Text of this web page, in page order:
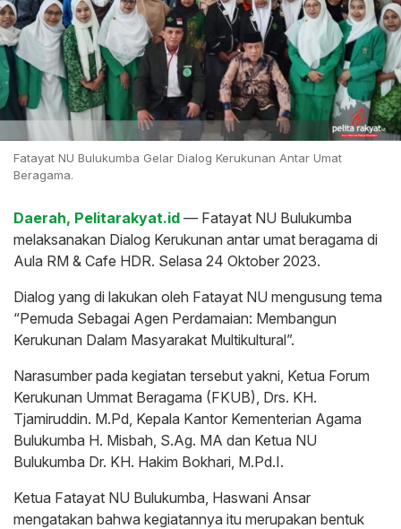
Fatayat NU Bulukumba Gelar Dialog Kerukunan Antar Umat
Beragama.
Daerah, Pelitarakyat.id — Fatayat NU Bulukumba
melaksanakan Dialog Kerukunan antar umat beragama di
Aula RM & Cafe HDR. Selasa 24 Oktober 2023.
Dialog yang di lakukan oleh Fatayat NU mengusung tema
“Pemuda Sebagai Agen Perdamaian: Membangun
Kerukunan Dalam Masyarakat Multikultural”.
Narasumber pada kegiatan tersebut yakni, Ketua Forum
Kerukunan Ummat Beragama (FKUB), Drs. KH.
Tjamiruddin. M.Pd, Kepala Kantor Kementerian Agama
Bulukumba H. Misbah, S.Ag. MA dan Ketua NU
Bulukumba Dr. KH. Hakim Bokhari, M.Pd.I.
Ketua Fatayat NU Bulukumba, Haswani Ansar
mengatakan bahwa kegiatannya itu merupakan bentuk